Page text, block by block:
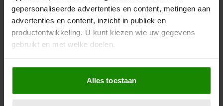
gepersonaliseerde advertenties en content, metingen aan
advertenties en content, inzicht in publiek en
productontwikkeling. U kunt kiezen wie uw gegevens
gebruikt en met welke doelen.
Als u het toestaat, willen we ook graag:
Informatie verzamelen over uw geografische
locatie, die tot een paar meter nauwkeurig kan zijn
Alles toestaan